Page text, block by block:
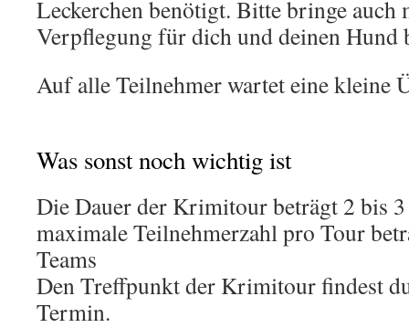
Leckerchen benötigt. Bitte bringe auch
Verpflegung für dich und deinen Hund
Auf alle Teilnehmer wartet eine kleine
Was sonst noch wichtig ist
Die Dauer der Krimitour beträgt 2 bis
maximale Teilnehmerzahl pro Tour
Teams
Den Treffpunkt der Krimitour findest
Termin.